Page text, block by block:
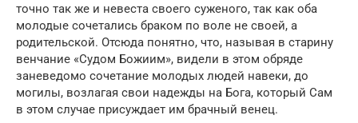
точно так же и невеста своего суженого, так как оба
молодые сочетались браком по воле не своей, а
родительской. Отсюда понятно, что, называя в старину
венчание «Судом Божиим», видели в этом обряде
заневедомо сочетание молодых людей навеки, до
могилы, возлагая свои надежды на Бога, который Сам
в этом случае присуждает им брачный венец.